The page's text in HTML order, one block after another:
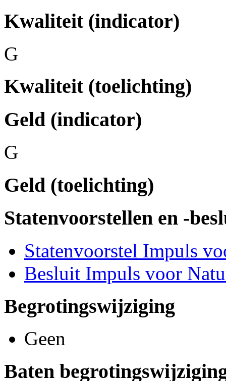
Kwaliteit (indicator)
G
Kwaliteit (toelichting)
Geld (indicator)
G
Geld (toelichting)
Statenvoorstellen en -
Statenvoorstel Impuls
Besluit Impuls voor
Begrotingswijziging
Geen
Baten